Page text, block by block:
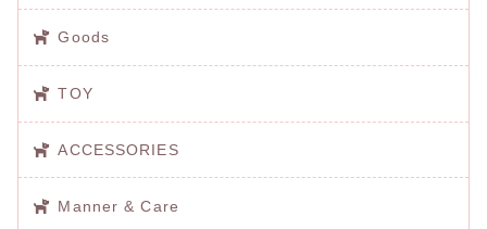
Goods
TOY
ACCESSORIES
Manner & Care